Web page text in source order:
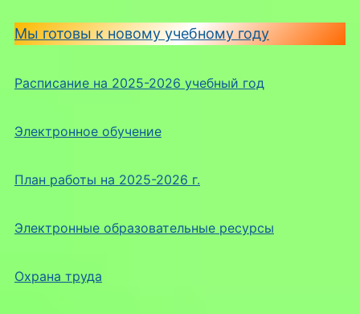
Мы готовы к новому учебному году
Расписание на 2025-2026 учебный год
Электронное обучение
План работы на 2025-2026 г.
Электронные образовательные ресурсы
Охрана труда